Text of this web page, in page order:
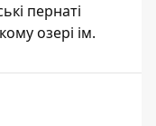
пернаті
озері ім.